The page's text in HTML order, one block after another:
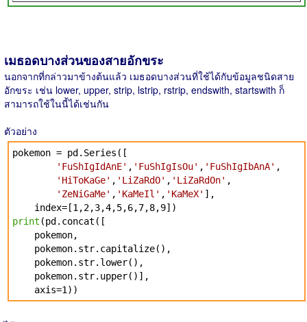
เมธอดบางส่วนของสายอักขระ
นอกจากที่กล่าวมาข้างต้นแล้ว เมธอดบางส่วนที่ใช้ได้กับข้อมูลชนิดสาย
อักขระ เช่น lower, upper, strip, lstrip, rstrip, endswith, startswith ก็
สามารถใช้ในนี้ได้เช่นกัน
ตัวอย่าง
pokemon = pd.Series([
'FuShIgIdAnE' , 'FuShIgIsOu' , 'FuShIgIbAnA' ,
'HiToKaGe' , 'LiZaRdO' , 'LiZaRdOn' ,
'ZeNiGaMe' , 'KaMeIl' , 'KaMeX' ],
index=[1,2,3,4,5,6,7,8,9])
print (pd.concat([
pokemon,
pokemon.str.capitalize(),
pokemon.str.lower(),
pokemon.str.upper()],
axis=1))